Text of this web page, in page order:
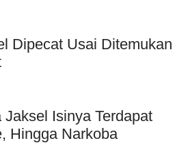
Dipecat Usai Ditemukan
Isinya Terdapat
Hingga Narkoba